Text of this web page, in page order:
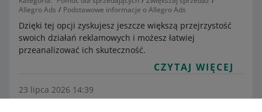
Allegro Ads
Podstawowe informacje o Allegro Ads
Dzięki tej opcji zyskujesz jeszcze większą przejrzystość
swoich działań reklamowych i możesz łatwiej
przeanalizować ich skuteczność.
CZYTAJ WIĘCEJ
23 lipca 2026 14:39
Jak włączyć Baner pionowy w Allegro Ads